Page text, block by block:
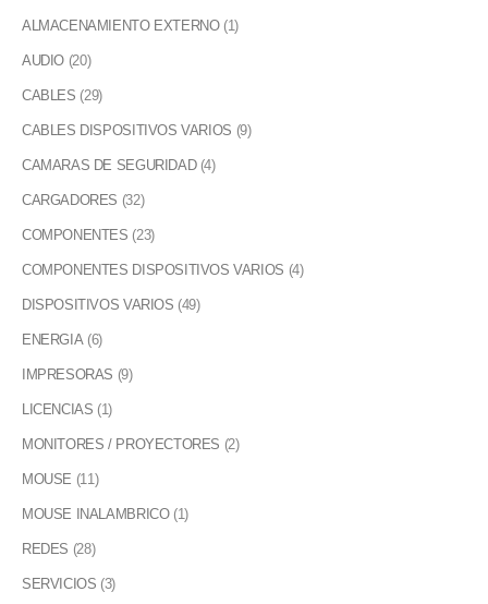
ALMACENAMIENTO EXTERNO (1)
AUDIO (20)
CABLES (29)
CABLES DISPOSITIVOS VARIOS (9)
CAMARAS DE SEGURIDAD (4)
CARGADORES (32)
COMPONENTES (23)
COMPONENTES DISPOSITIVOS VARIOS (4)
DISPOSITIVOS VARIOS (49)
ENERGIA (6)
IMPRESORAS (9)
LICENCIAS (1)
MONITORES / PROYECTORES (2)
MOUSE (11)
MOUSE INALAMBRICO (1)
REDES (28)
SERVICIOS (3)